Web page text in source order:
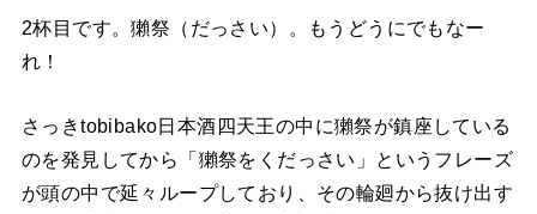
2杯目です。獺祭（だっさい）。もうどうにでもなー
れ！
さっきtobibako日本酒四天王の中に獺祭が鎮座している
のを発見してから「獺祭をくだっさい」というフレーズ
が頭の中で延々ループしており、その輪廻から抜け出す